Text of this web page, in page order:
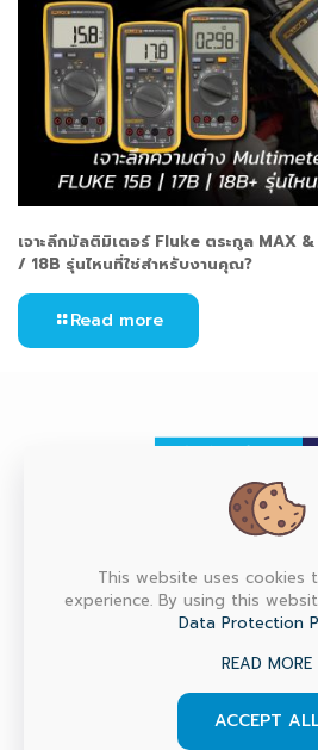
เจาะลึกมัลติมิเตอร์ Fluke ตระกูล MAX
/ 18B รุ่นไหนที่ใช่สำหรับงานคุณ?
Read more
HEAD
Factory Max Co., Ltd. (Head
M.7 Srinakarin Rd., T.Bangmuang,
This website uses cookies
experience. By using this
Data Protection
READ MORE
ACCEPT